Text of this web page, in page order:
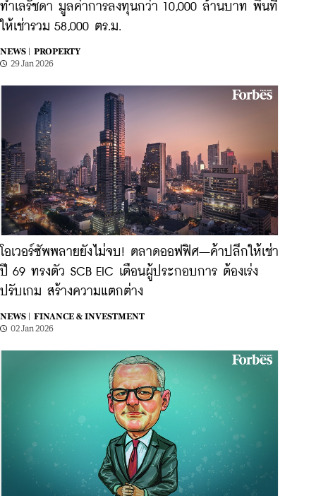
ทำเลรัชดา มูลค่าการลงทุนกว่า 10,000 ล้านบาท พื้นที่
ให้เช่ารวม 58,000 ตร.ม.
NEWS |
PROPERTY
29 Jan 2026
โอเวอร์ซัพพลายยังไม่จบ! ตลาดออฟฟิศ–ค้าปลีกให้เช่า
ปี 69 ทรงตัว SCB EIC เตือนผู้ประกอบการ ต้องเร่ง
ปรับเกม สร้างความแตกต่าง
NEWS |
FINANCE & INVESTMENT
02 Jan 2026